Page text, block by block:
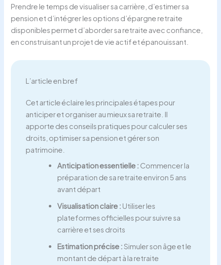
Prendre le temps de visualiser sa carrière, d’estimer sa
pension et d’intégrer les options d’épargne retraite
disponibles permet d’aborder sa retraite avec confiance,
en construisant un projet de vie actif et épanouissant.
L’article en bref
Cet article éclaire les principales étapes pour
anticiper et organiser au mieux sa retraite. Il
apporte des conseils pratiques pour calculer ses
droits, optimiser sa pension et gérer son
patrimoine.
Anticipation essentielle : Commencer la
préparation de sa retraite environ 5 ans
avant départ
Visualisation claire : Utiliser les
plateformes officielles pour suivre sa
carrière et ses droits
Estimation précise :Simuler son âge et le
montant de départ à la retraite